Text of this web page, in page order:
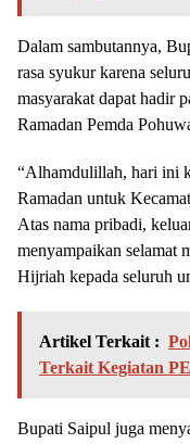
Dalam sambutannya,
rasa syukur karena
masyarakat dapat hadir
Ramadan Pemda
“Alhamdulillah, hari ini
Ramadan untuk
Atas nama pribadi,
menyampaikan selamat
Hijriah kepada seluruh
Artikel Terkait :
Terkait Kegiatan
Bupati Saipul juga